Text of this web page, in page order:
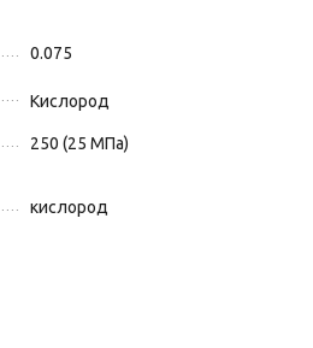
0.075
Кислород
250 (25 МПа)
кислород